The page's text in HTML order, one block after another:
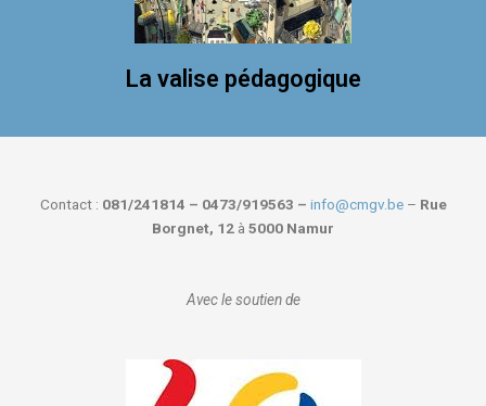
La valise pédagogique
Contact : 081/241814 – 0473/919563 – info@cmgv.be– Rue
Borgnet, 12 à 5000 Namur
Avec le soutien de